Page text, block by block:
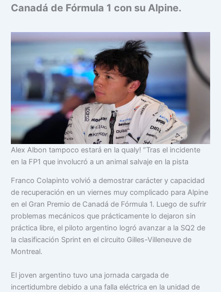
Canadá de Fórmula 1 con su Alpine.
Alex Albon tampoco estará en la qualy! “Tras el incidente
en la FP1 que involucró a un animal salvaje en la pista
Franco Colapinto volvió a demostrar carácter y capacidad
de recuperación en un viernes muy complicado para Alpine
en el Gran Premio de Canadá de Fórmula 1. Luego de sufrir
problemas mecánicos que prácticamente lo dejaron sin
práctica libre, el piloto argentino logró avanzar a la SQ2 de
la clasificación Sprint en el circuito Gilles-Villeneuve de
Montreal.
El joven argentino tuvo una jornada cargada de
incertidumbre debido a una falla eléctrica en la unidad de